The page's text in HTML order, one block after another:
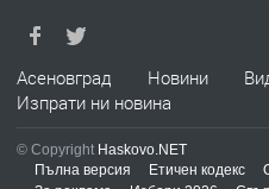
Асеновград Новини
Изпрати ни новина
© Copyright Haskovo.NET
Пълна версия
Етичен кодекс